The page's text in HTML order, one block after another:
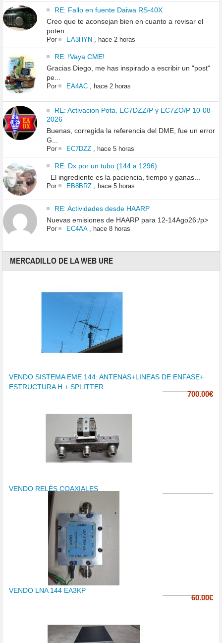
RE: Fallo en fuente Daiwa RS-40X
Creo que te aconsejan bien en cuanto a revisar el
poten...
Por EA3HYN, hace 2 horas
RE: !Vaya CME!
Gracias Diego, me has inspirado a escribir un "post"
pe...
Por EA4AC, hace 2 horas
RE: Activacion Pota. EC7DZZ/P y EC7ZO/P 10-08-
2026
Buenas, corregida la referencia del DME, fue un error
G...
Por EC7DZZ, hace 5 horas
RE: Dx por un tubo (144 a 1296)
El ingrediente es la paciencia, tiempo y ganas...
Por EB8BRZ, hace 5 horas
RE: Actividades desde HAARP
Nuevas emisiones de HAARP para 12-14Ago26:/p>
Por EC4AA, hace 8 horas
MERCADILLO DE LA WEB URE
VENDO SISTEMA EME 144: ANTENAS+LINEAS DE ENFASE+
ESTRUCTURA H + SPLITTER
700.00€
VENDO RELÉS COAXIALES
VENDO LNA 144 EA3KP
60.00€